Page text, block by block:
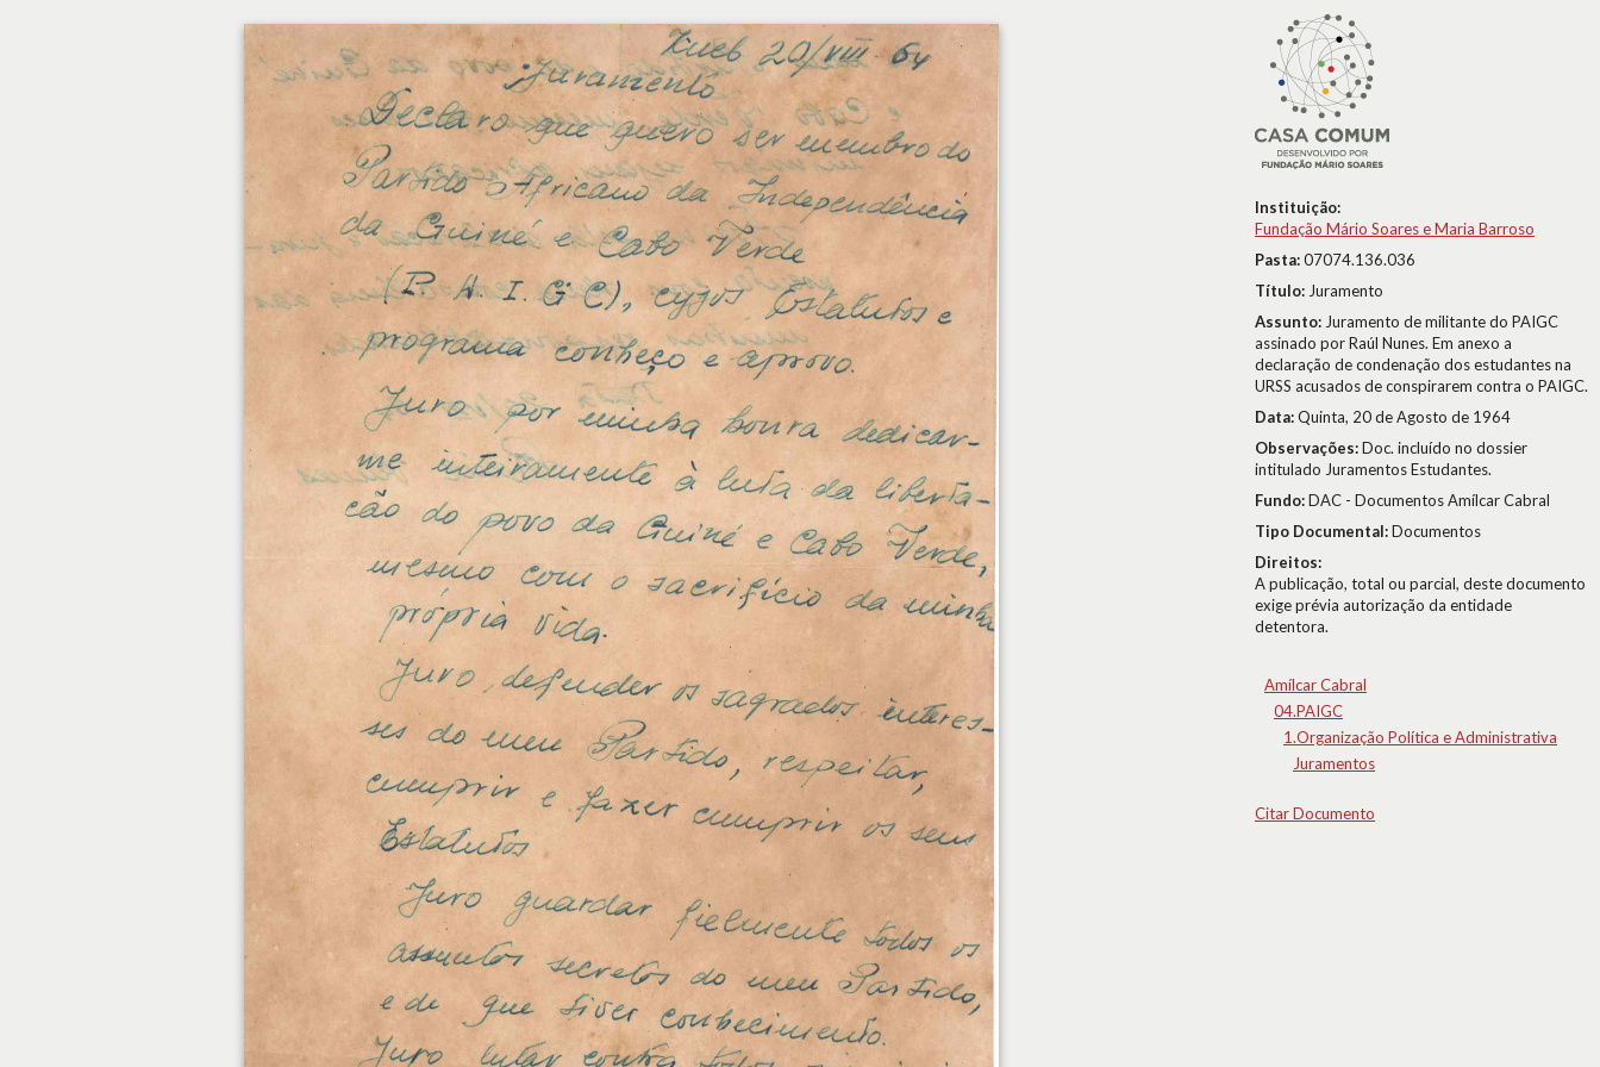
Instituição:
Fundação Mário Soares e Maria Barroso
Pasta:07074.136.036
Título: Juramento
Assunto: Juramento de militante do PAIGC
assinado por Raúl Nunes. Em anexo a
declaração de condenação dos estudantes na
URSS acusados de conspirarem contra o PAIGC.
Data:Quinta, 20 de Agosto de 1964
Observações:Doc. incluído no dossier
intitulado Juramentos Estudantes.
Fundo:DAC - Documentos Amílcar Cabral
Tipo Documental:Documentos
Direitos:
A publicação, total ou parcial, deste documento
exige prévia autorização da entidade
detentora.
Amílcar Cabral
04.PAIGC
1.Organização Política e Administrativa
Juramentos
Citar Documento